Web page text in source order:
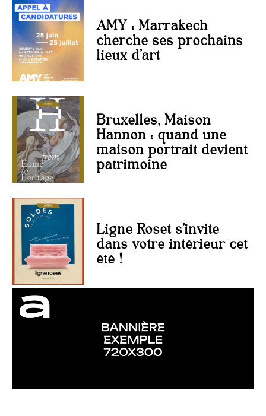
AMY : Marrakech
cherche ses prochains
lieux d’art
Bruxelles, Maison
Hannon : quand une
maison portrait devient
patrimoine
Ligne Roset s’invite
dans votre intérieur cet
été !